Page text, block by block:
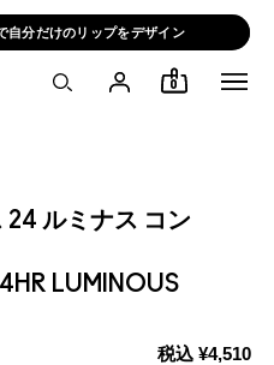
ご購入特典をチェック
0
24 ルミナス コン
LUMINOUS
税込 ¥4,510